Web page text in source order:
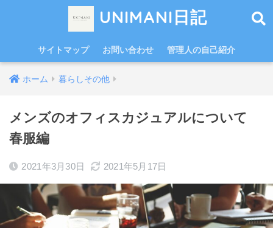
UNIMANI日記
サイトマップ お問い合わせ 管理人の自己紹介
ホーム 暮らしその他
メンズのオフィスカジュアルについて
春服編
2021年3月30日 2021年5月17日